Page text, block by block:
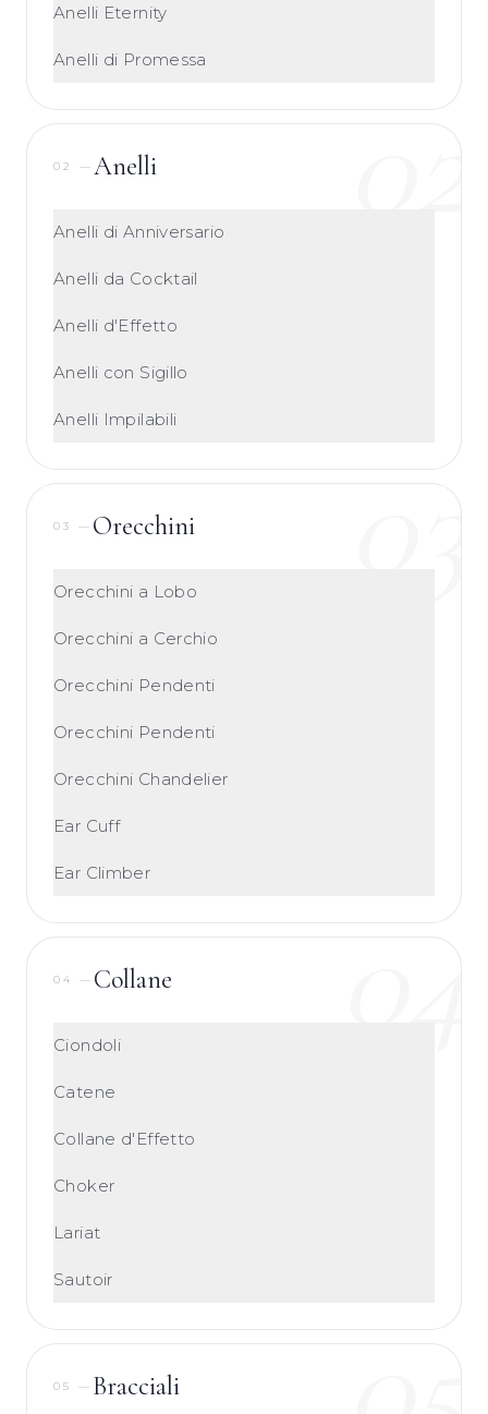
Anelli Eternity
Anelli di Promessa
02
02 — Anelli
Anelli di Anniversario
Anelli da Cocktail
Anelli d'Effetto
Anelli con Sigillo
Anelli Impilabili
03
03 — Orecchini
Orecchini a Lobo
Orecchini a Cerchio
Orecchini Pendenti
Orecchini Pendenti
Orecchini Chandelier
Ear Cuff
Ear Climber
04
04 — Collane
Ciondoli
Catene
Collane d'Effetto
Choker
Lariat
Sautoir
05 — Bracciali